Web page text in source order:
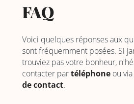
FAQ
Voici quelques réponses aux
sont fréquemment posées. Si
trouviez pas votre bonheur,
contacter partéléphoneou
de contact.